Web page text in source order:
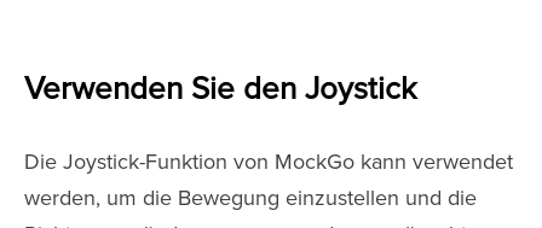
Verwenden Sie den Joystick
Die Joystick-Funktion von MockGo kann verwendet
werden, um die Bewegung einzustellen und die